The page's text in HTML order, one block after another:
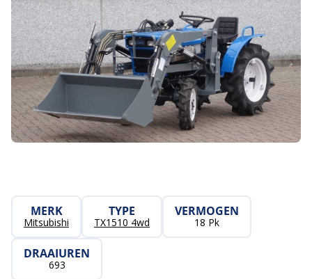
MERK
Mitsubishi
TYPE
TX1510 4wd
VERMOGEN
18 Pk
DRAAIUREN
693